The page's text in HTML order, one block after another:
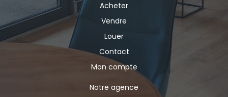
Acheter
Vendre
Louer
Contact
Mon compte
Notre agence